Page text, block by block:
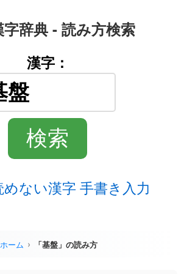
字辞典 - 読み方検索
漢字：
めない漢字 手書き入力
ホーム 「基盤」の読み方